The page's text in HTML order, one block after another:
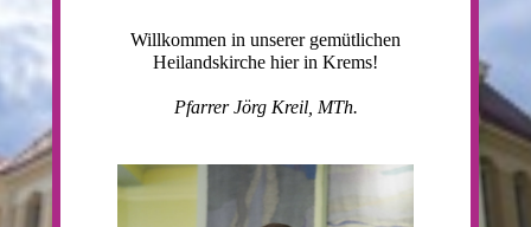
Willkommen in unserer gemütlichen
Heilandskirche hier in Krems!
Pfarrer Jörg Kreil, MTh.